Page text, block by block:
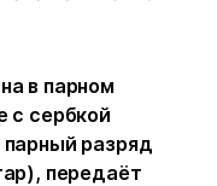
в парном
с сербкой
разряд
передаёт